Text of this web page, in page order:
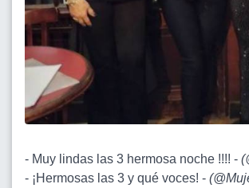
- Muy lindas las 3 hermosa noche !!!! - (
- ¡Hermosas las 3 y qué voces! - (